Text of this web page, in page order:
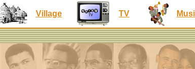
Village TV